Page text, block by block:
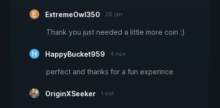
ExtremeOwl350 26 jan
Thank you just needed a little more coin :}
HappyBucket959 4 nov
perfect and thanks for a fun experince
OriginXSeeker 1 out